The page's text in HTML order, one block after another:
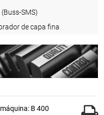
SMS)
de capa fina
B 400